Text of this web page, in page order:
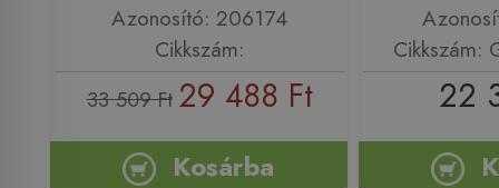
Azonosító: 206174
Cikkszám:
33 509 Ft 29 488 Ft
Kosárba
Cikkszám:
22